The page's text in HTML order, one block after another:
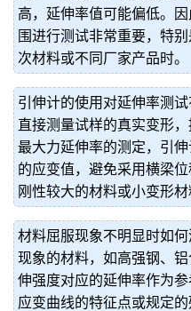
高，延伸率值可能偏低。
围进行测试非常重要，特
次材料或不同厂家产品时。
引伸计的使用对延伸率测
直接测量试样的真实变形
最大力延伸率的测定，引
的应变值，避免采用横梁
刚性较大的材料或小变形
材料屈服现象不明显时如
现象的材料，如高强钢、
伸强度对应的延伸率作为
应变曲线的特征点或规定